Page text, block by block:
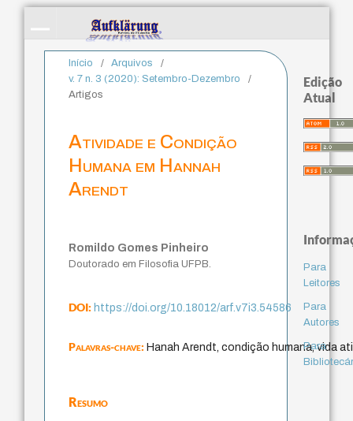
Início / Arquivos
/
v. 7 n. 3 (2020): Setembro-Dezembro
/
Artigos
Atividade e Condição
Humana em Hannah
Arendt
Romildo Gomes Pinheiro
Doutorado em Filosofia UFPB.
DOI:https://doi.org/10.18012/arf.v7i3.54586
Palavras-chave:Hanah Arendt, condição humana, vida
Resumo
Edição
Atual
Para
Leitores
Para
Autores
Para